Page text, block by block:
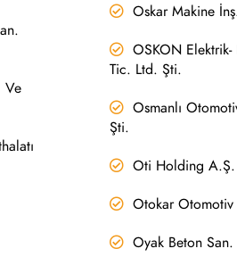
Ve
Oskar Makine
OSKON
Tic. Ltd. Şti.
Osmanlı
Şti.
Oti Holding A.Ş.
Otokar Otomotiv
Oyak Beton